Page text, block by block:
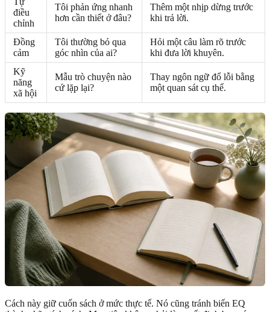
điều
chỉnh
Tôi phản ứng nhanh
hơn cần thiết ở đâu?
Thêm một nhịp dừng trước
khi trả lời.
Đồng
cảm
Tôi thường bỏ qua
góc nhìn của ai?
Hỏi một câu làm rõ trước
khi đưa lời khuyên.
Kỹ
năng
xã hội
Mẫu trò chuyện nào
cứ lặp lại?
Thay ngôn ngữ đổ lỗi bằng
một quan sát cụ thể.
Cách này giữ cuốn sách ở mức thực tế. Nó cũng tránh biến EQ